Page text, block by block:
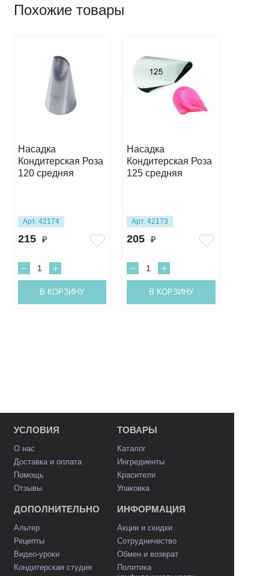
Похожие товары
Насадка
Кондитерская Роза
120 средняя
Арт. 42174
215 ₽
В КОРЗИНУ
Насадка
Кондитерская Роза
125 средняя
Арт. 42173
205 ₽
В КОРЗИНУ
УСЛОВИЯ
О нас
Доставка и оплата
Помощь
Отзывы
ТОВАРЫ
Каталог
Ингредиенты
Красители
Упаковка
ДОПОЛНИТЕЛЬНО
Альтер
Рецепты
Видео-уроки
Кондитерская студия
ИНФОРМАЦИЯ
Акции и скидки
Сотрудничество
Обмен и возврат
Политика